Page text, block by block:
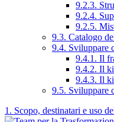
9.2.3.
9.2.4.
9.2.5.
9.3. Catalogo
9.4. Sviluppare
9.4.1. Il
9.4.2. Il
9.4.3. Il
9.5. Sviluppare
1. Scopo, destinatari e uso